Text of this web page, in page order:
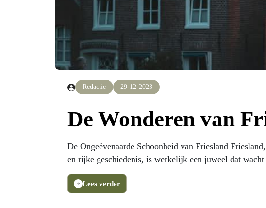
Redactie 29-12-2023
De Wonderen van
De Ongeëvenaarde Schoonheid van Friesland
en rijke geschiedenis, is werkelijk een juweel dat
Lees verder